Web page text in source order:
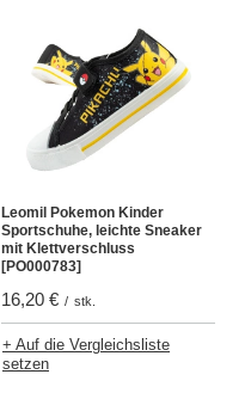
Leomil Pokemon Kinder
Sportschuhe, leichte Sneaker
mit Klettverschluss
[PO000783]
16,20 € / stk.
+ Auf die Vergleichsliste
setzen